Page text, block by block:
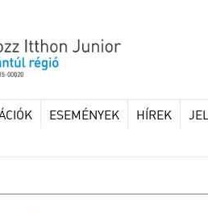
ESEMÉNYEK HÍREK